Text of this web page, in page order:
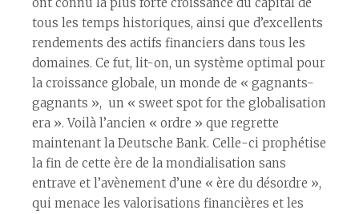
tous les temps historiques, ainsi que d’excellents
rendements des actifs financiers dans tous les
domaines. Ce fut, lit-on, un système optimal pour
la croissance globale, un monde de « gagnants-
gagnants », un « sweet spot for the globalisation
era ». Voilà l’ancien « ordre » que regrette
maintenant la Deutsche Bank. Celle-ci prophétise
la fin de cette ère de la mondialisation sans
entrave et l’avènement d’une « ère du désordre »,
qui menace les valorisations financières et les